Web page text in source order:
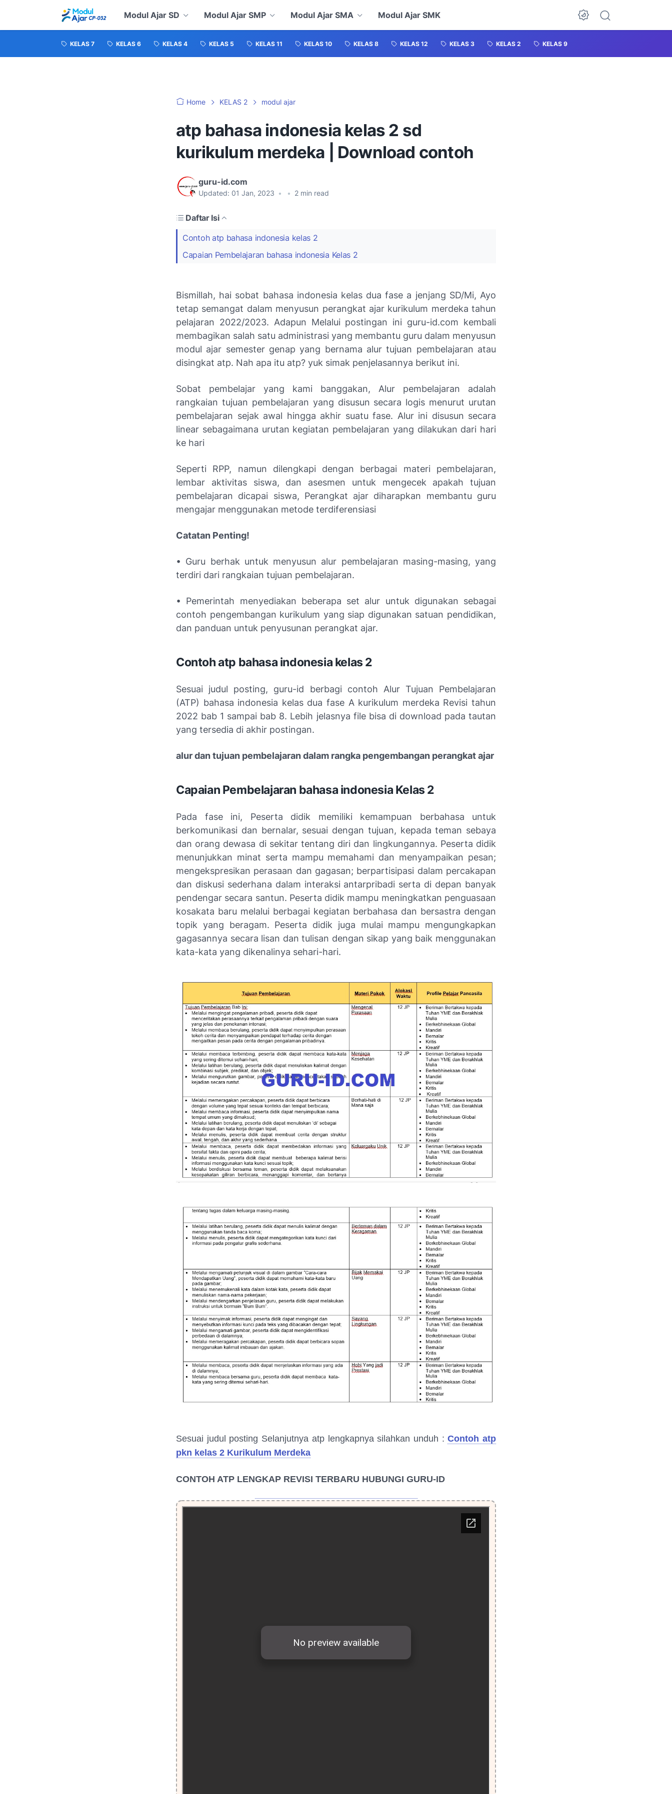
Modul Ajar SD Modul Ajar SMP Modul Ajar SMA Modul Ajar SMK
KELAS 7 KELAS 6 KELAS 4 KELAS 5 KELAS 11 KELAS 10 KELAS 8 KELAS 12 KELAS 3 KELAS 2 KELAS 9
Home KELAS 2 modul ajar
atp bahasa indonesia kelas 2 sd
kurikulum merdeka | Download contoh
guru-id.com
Updated: 01 Jan, 2023 • • 2 min read
Daftar Isi
Contoh atp bahasa indonesia kelas 2
Capaian Pembelajaran bahasa indonesia Kelas 2
Bismillah, hai sobat bahasa indonesia kelas dua fase a jenjang SD/Mi, Ayo
tetap semangat dalam menyusun perangkat ajar kurikulum merdeka tahun
pelajaran 2022/2023. Adapun Melalui postingan ini guru-id.com kembali
membagikan salah satu administrasi yang membantu guru dalam menyusun
modul ajar semester genap yang bernama alur tujuan pembelajaran atau
disingkat atp. Nah apa itu atp? yuk simak penjelasannya berikut ini.
Sobat pembelajar yang kami banggakan, Alur pembelajaran adalah
rangkaian tujuan pembelajaran yang disusun secara logis menurut urutan
pembelajaran sejak awal hingga akhir suatu fase. Alur ini disusun secara
linear sebagaimana urutan kegiatan pembelajaran yang dilakukan dari hari
ke hari
Seperti RPP, namun dilengkapi dengan berbagai materi pembelajaran,
lembar aktivitas siswa, dan asesmen untuk mengecek apakah tujuan
pembelajaran dicapai siswa, Perangkat ajar diharapkan membantu guru
mengajar menggunakan metode terdiferensiasi
Catatan Penting!
• Guru berhak untuk menyusun alur pembelajaran masing-masing, yang
terdiri dari rangkaian tujuan pembelajaran.
• Pemerintah menyediakan beberapa set alur untuk digunakan sebagai
contoh pengembangan kurikulum yang siap digunakan satuan pendidikan,
dan panduan untuk penyusunan perangkat ajar.
Contoh atp bahasa indonesia kelas 2
Sesuai judul posting, guru-id berbagi contoh Alur Tujuan Pembelajaran
(ATP) bahasa indonesia kelas dua fase A kurikulum merdeka Revisi tahun
2022 bab 1 sampai bab 8. Lebih jelasnya file bisa di download pada tautan
yang tersedia di akhir postingan.
alur dan tujuan pembelajaran dalam rangka pengembangan perangkat ajar
Capaian Pembelajaran bahasa indonesia Kelas 2
Pada fase ini, Peserta didik memiliki kemampuan berbahasa untuk
berkomunikasi dan bernalar, sesuai dengan tujuan, kepada teman sebaya
dan orang dewasa di sekitar tentang diri dan lingkungannya. Peserta didik
menunjukkan minat serta mampu memahami dan menyampaikan pesan;
mengekspresikan perasaan dan gagasan; berpartisipasi dalam percakapan
dan diskusi sederhana dalam interaksi antarpribadi serta di depan banyak
pendengar secara santun. Peserta didik mampu meningkatkan penguasaan
kosakata baru melalui berbagai kegiatan berbahasa dan bersastra dengan
topik yang beragam. Peserta didik juga mulai mampu mengungkapkan
gagasannya secara lisan dan tulisan dengan sikap yang baik menggunakan
kata-kata yang dikenalinya sehari-hari.
Sesuai judul posting Selanjutnya atp lengkapnya silahkan unduh :Contoh atp
pkn kelas 2 Kurikulum Merdeka
CONTOH ATP LENGKAP REVISI TERBARU HUBUNGI GURU-ID